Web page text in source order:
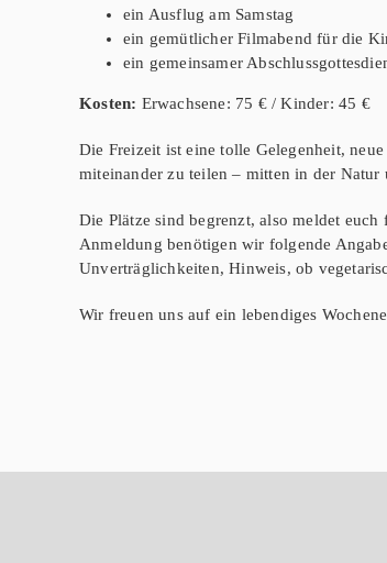
ein Ausflug am Samstag
ein gemütlicher Filmabend für die
ein gemeinsamer
Kosten: Erwachsene: 75 € / Kinder: 45 €
Die Freizeit ist eine tolle Gelegenheit,
miteinander zu teilen – mitten in der
Die Plätze sind begrenzt, also meldet
Anmeldung benötigen wir folgende
Unverträglichkeiten, Hinweis, ob
Wir freuen uns auf ein lebendiges